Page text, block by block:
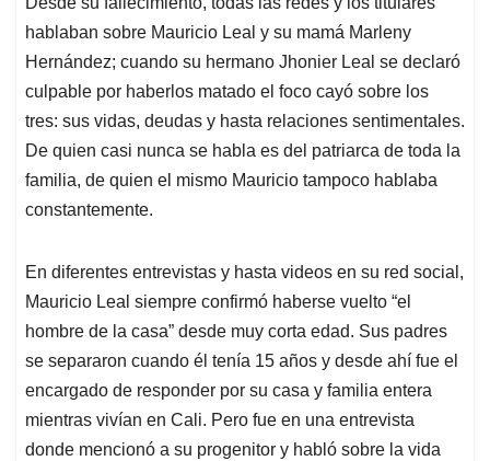
s
A
p
p
b
o
o
k
e
d
I
n
l
a
d
s
hablaban sobre Mauricio Leal y su mamá Marleny
Hernández; cuando su hermano Jhonier Leal se declaró
culpable por haberlos matado el foco cayó sobre los
tres: sus vidas, deudas y hasta relaciones sentimentales.
De quien casi nunca se habla es del patriarca de toda la
familia, de quien el mismo Mauricio tampoco hablaba
constantemente.
En diferentes entrevistas y hasta videos en su red social,
Mauricio Leal siempre confirmó haberse vuelto “el
hombre de la casa” desde muy corta edad. Sus padres
se separaron cuando él tenía 15 años y desde ahí fue el
encargado de responder por su casa y familia entera
mientras vivían en Cali. Pero fue en una entrevista
donde mencionó a su progenitor y habló sobre la vida